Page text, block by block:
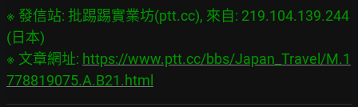
※ 發信站: 批踢踢實業坊(ptt.cc), 來自: 219.104.139.244
(日本)
※ 文章網址: https://www.ptt.cc/bbs/Japan_Travel/M.1
778819075.A.B21.html